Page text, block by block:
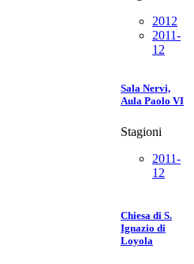
2012
2011-
12
Sala Nervi,
Aula Paolo VI
Stagioni
2011-
12
Chiesa di S.
Ignazio di
Loyola